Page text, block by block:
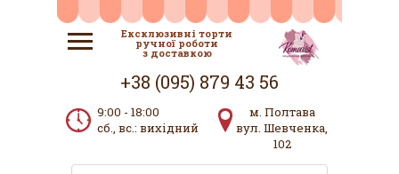
Ексклюзивні торти
ручної роботи
з доставкою
+38 (095) 879 43 56
9:00 - 18:00
сб., вс.: вихідний
м. Полтава
вул. Шевченка,
102